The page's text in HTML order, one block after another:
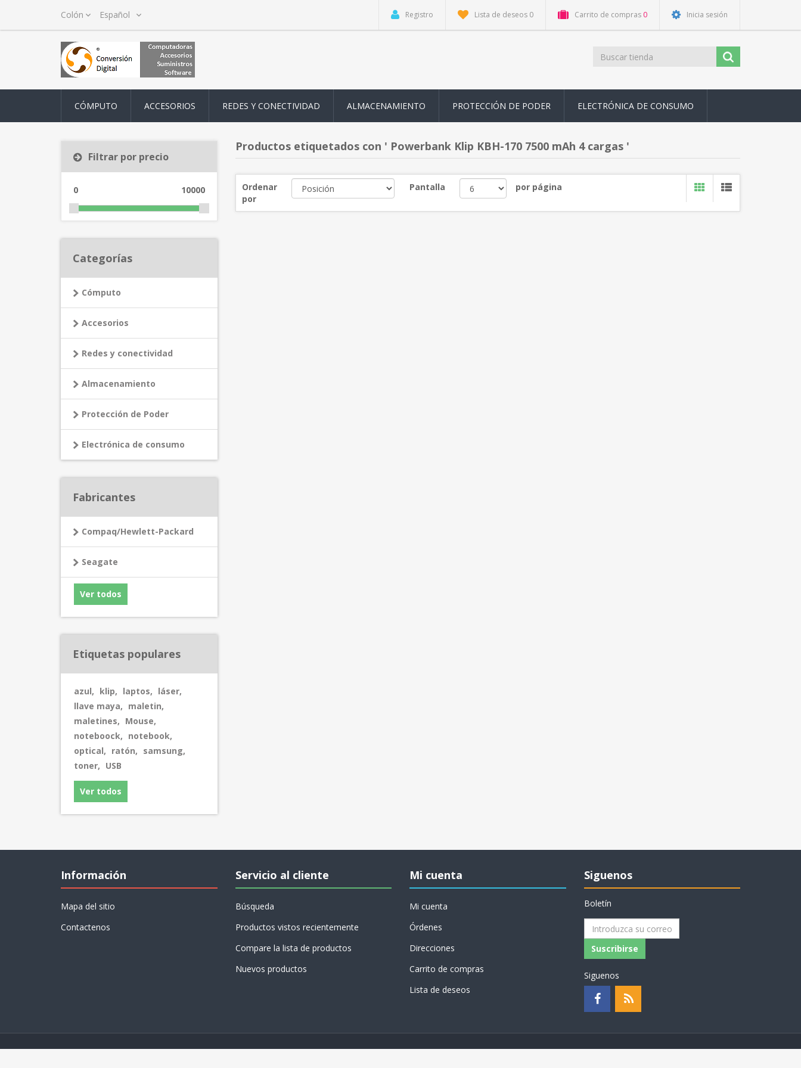
Registro Lista de deseos 0 Carrito de compras 0 Inicia sesión
CÓMPUTO ACCESORIOS REDES Y CONECTIVIDAD ALMACENAMIENTO PROTECCIÓN DE PODER ELECTRÓNICA DE CONSUMO
Filtrar por precio
0 10000
Categorías
Cómputo
Accesorios
Redes y conectividad
Almacenamiento
Protección de Poder
Electrónica de consumo
Fabricantes
Compaq/Hewlett-Packard
Seagate
Ver todos
Etiquetas populares
azul, klip, laptos, láser,
llave maya, maletin,
maletines, Mouse,
noteboock, notebook,
optical, ratón, samsung,
toner, USB
Ver todos
Productos etiquetados con ' Powerbank Klip KBH-170 7500 mAh 4 cargas '
Ordenar
por
Pantalla por página
Información
Mapa del sitio
Contactenos
Servicio al cliente
Búsqueda
Productos vistos recientemente
Compare la lista de productos
Nuevos productos
Mi cuenta
Mi cuenta
Órdenes
Direcciones
Carrito de compras
Lista de deseos
Siguenos
Boletín
Suscribirse
Siguenos